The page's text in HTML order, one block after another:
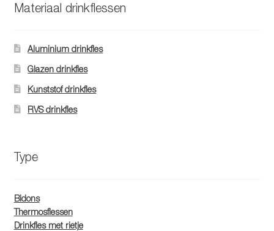
Materiaal drinkflessen
Aluminium drinkfles
Glazen drinkfles
Kunststof drinkfles
RVS drinkfles
Type
Bidons
Thermosflessen
Drinkfles met rietje